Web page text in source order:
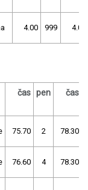
4.00 999 4.00
čas pen čas
75.70 2 78.30
76.60 4 78.30